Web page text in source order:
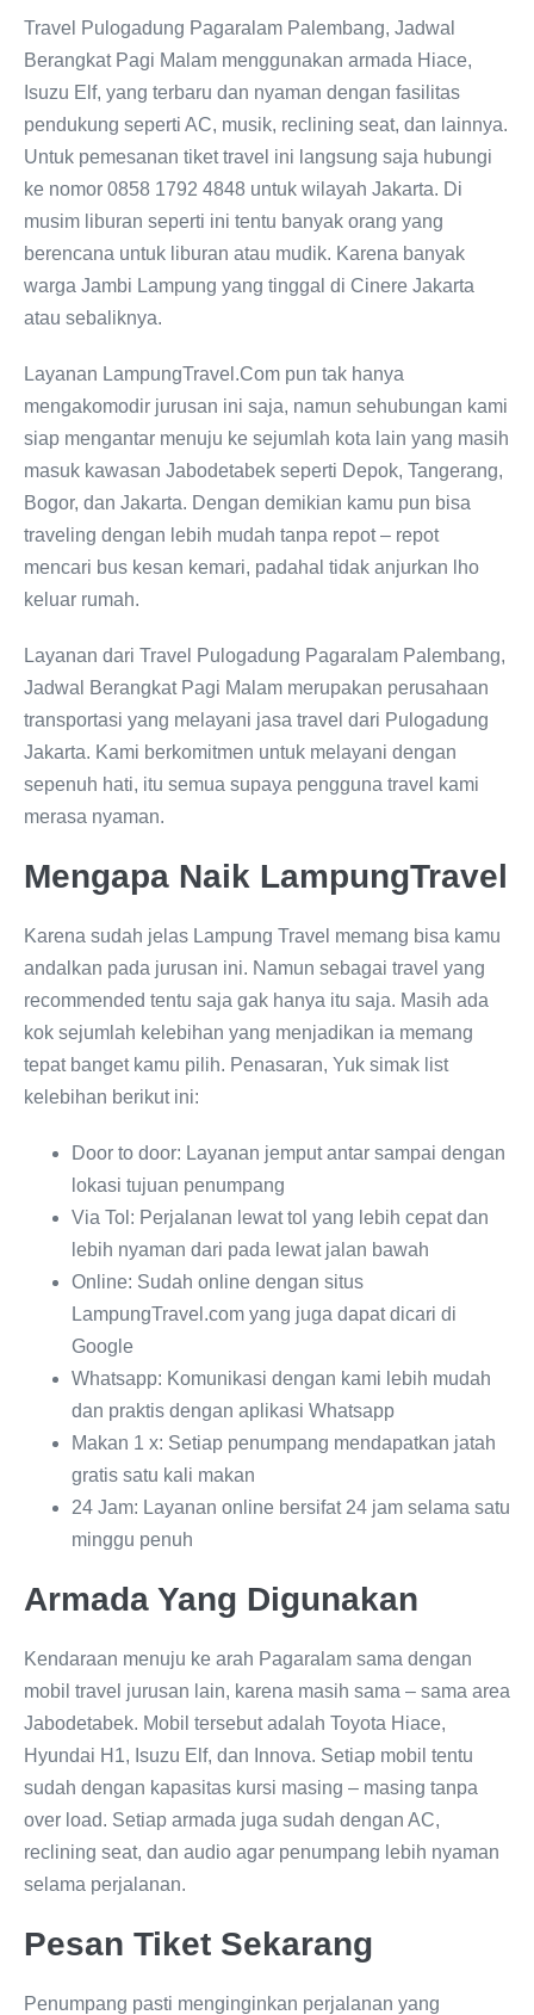
Travel Pulogadung Pagaralam Palembang, Jadwal
Berangkat Pagi Malam menggunakan armada Hiace,
Isuzu Elf, yang terbaru dan nyaman dengan fasilitas
pendukung seperti AC, musik, reclining seat, dan lainnya.
Untuk pemesanan tiket travel ini langsung saja hubungi
ke nomor 0858 1792 4848 untuk wilayah Jakarta. Di
musim liburan seperti ini tentu banyak orang yang
berencana untuk liburan atau mudik. Karena banyak
warga Jambi Lampung yang tinggal di Cinere Jakarta
atau sebaliknya.
Layanan LampungTravel.Com pun tak hanya
mengakomodir jurusan ini saja, namun sehubungan kami
siap mengantar menuju ke sejumlah kota lain yang masih
masuk kawasan Jabodetabek seperti Depok, Tangerang,
Bogor, dan Jakarta. Dengan demikian kamu pun bisa
traveling dengan lebih mudah tanpa repot – repot
mencari bus kesan kemari, padahal tidak anjurkan lho
keluar rumah.
Layanan dari Travel Pulogadung Pagaralam Palembang,
Jadwal Berangkat Pagi Malam merupakan perusahaan
transportasi yang melayani jasa travel dari Pulogadung
Jakarta. Kami berkomitmen untuk melayani dengan
sepenuh hati, itu semua supaya pengguna travel kami
merasa nyaman.
Mengapa Naik LampungTravel
Karena sudah jelas Lampung Travel memang bisa kamu
andalkan pada jurusan ini. Namun sebagai travel yang
recommended tentu saja gak hanya itu saja. Masih ada
kok sejumlah kelebihan yang menjadikan ia memang
tepat banget kamu pilih. Penasaran, Yuk simak list
kelebihan berikut ini:
Door to door: Layanan jemput antar sampai dengan
lokasi tujuan penumpang
Via Tol: Perjalanan lewat tol yang lebih cepat dan
lebih nyaman dari pada lewat jalan bawah
Online: Sudah online dengan situs
LampungTravel.com yang juga dapat dicari di
Google
Whatsapp: Komunikasi dengan kami lebih mudah
dan praktis dengan aplikasi Whatsapp
Makan 1 x: Setiap penumpang mendapatkan jatah
gratis satu kali makan
24 Jam: Layanan online bersifat 24 jam selama satu
minggu penuh
Armada Yang Digunakan
Kendaraan menuju ke arah Pagaralam sama dengan
mobil travel jurusan lain, karena masih sama – sama area
Jabodetabek. Mobil tersebut adalah Toyota Hiace,
Hyundai H1, Isuzu Elf, dan Innova. Setiap mobil tentu
sudah dengan kapasitas kursi masing – masing tanpa
over load. Setiap armada juga sudah dengan AC,
reclining seat, dan audio agar penumpang lebih nyaman
selama perjalanan.
Pesan Tiket Sekarang
Penumpang pasti menginginkan perjalanan yang